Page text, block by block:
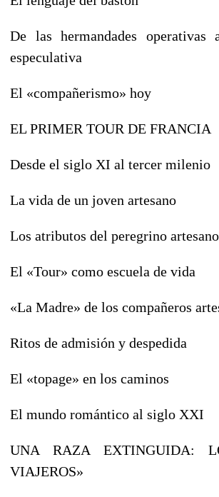
De las hermandades operativas
especulativa
El «compañerismo» hoy
EL PRIMER TOUR DE FRANCIA
Desde el siglo XI al tercer milenio
La vida de un joven artesano
Los atributos del peregrino artesano
El «Tour» como escuela de vida
«La Madre» de los compañeros
Ritos de admisión y despedida
El «topage» en los caminos
El mundo romántico al siglo XXI
UNA RAZA EXTINGUIDA:
VIAJEROS»